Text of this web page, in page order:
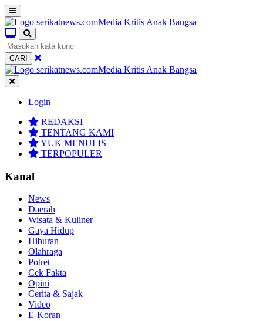
CARI
Login
REDAKSI
TENTANG KAMI
YUK MENULIS
TERPOPULER
Kanal
News
Daerah
Wisata & Kuliner
Gaya Hidup
Hiburan
Olahraga
Potret
Cek Fakta
Opini
Cerita & Sajak
Video
E-Koran